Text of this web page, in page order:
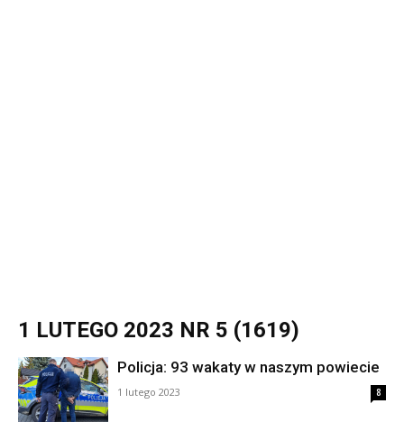
1 LUTEGO 2023 NR 5 (1619)
Policja: 93 wakaty w naszym powiecie
1 lutego 2023 8